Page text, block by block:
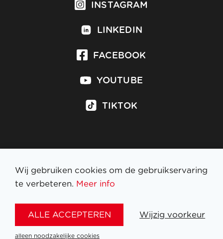
INSTAGRAM
LINKEDIN
FACEBOOK
YOUTUBE
TIKTOK
Inschrijven op nieuwsbrief
Wij gebruiken cookies om de gebruikservaring
te verbeteren. Meer info
ALLE ACCEPTEREN Wijzig voorkeur
alleen noodzakelijke cookies